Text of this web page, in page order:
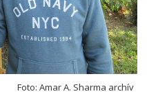
Foto: Amar A. Sharma archív